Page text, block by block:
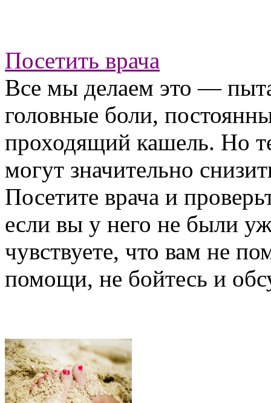
Посетить врача
Все мы делаем это —
головные боли,
проходящий кашель. Но
могут значительно
Посетите врача и
если вы у него не были
чувствуете, что вам не
помощи, не бойтесь и